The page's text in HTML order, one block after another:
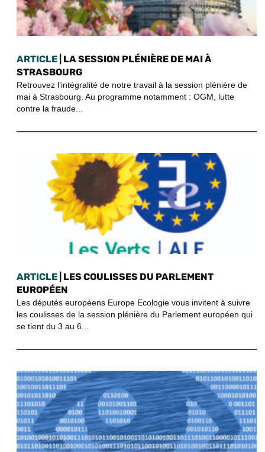
ARTICLE | LA SESSION PLÉNIÈRE DE MAI À
STRASBOURG
Retrouvez l’intégralité de notre travail à la session plénière de
mai à Strasbourg. Au programme notamment : OGM, lutte
contre la fraude...
ARTICLE | LES COULISSES DU PARLEMENT
EUROPÉEN
Les députés européens Europe Ecologie vous invitent à suivre
les coulisses de la session plénière du Parlement européen qui
se tient du 3 au 6...